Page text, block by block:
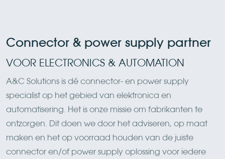
Connector & power supply partner
VOOR ELECTRONICS & AUTOMATION
A&C Solutions is dé connector- en power supply
specialist op het gebied van elektronica en
automatisering. Het is onze missie om fabrikanten te
ontzorgen. Dit doen we door het adviseren, op maat
maken en het op voorraad houden van de juiste
connector en/of power supply oplossing voor iedere